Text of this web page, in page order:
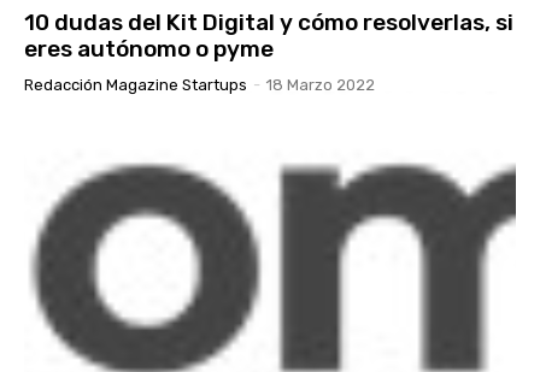
10 dudas del Kit Digital y cómo resolverlas, si
eres autónomo o pyme
Redacción Magazine Startups - 18 Marzo 2022